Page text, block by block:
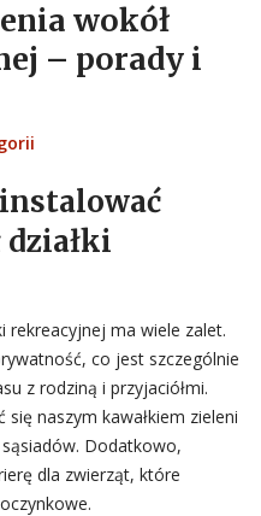
wokół
– porady i
działki
rekreacyjnej ma wiele zalet.
co jest szczególnie
z rodziną i przyjaciółmi.
naszym kawałkiem zieleni
Dodatkowo,
dla zwierząt, które